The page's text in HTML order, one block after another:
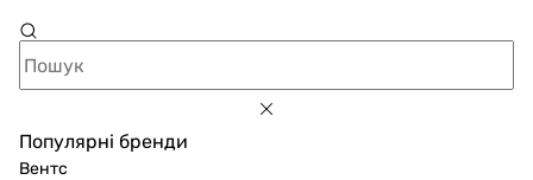
Популярні бренди
Вентс